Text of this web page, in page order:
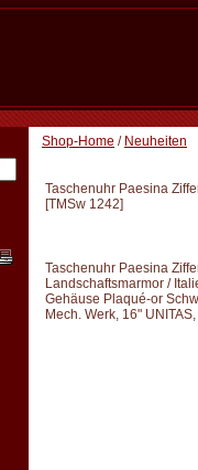
Shop-Home / Neuheiten
Taschenuhr Paesina
[TMSw 1242]
Taschenuhr Paesina
Landschaftsmarmor /
Gehäuse Plaqué-or
Mech. Werk, 16"